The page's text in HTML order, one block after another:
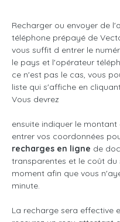
Recharger ou envoyer de
téléphone prépayé de
vous suffit d entrer le
le pays et l'opérateur
ce n'est pas le cas, vous
liste qui s'affiche en
Vous devrez
ensuite indiquer le
entrer vos coordonnées
recharges en ligne de
transparentes et le coût
moment afin que vous
minute.
La recharge sera effective